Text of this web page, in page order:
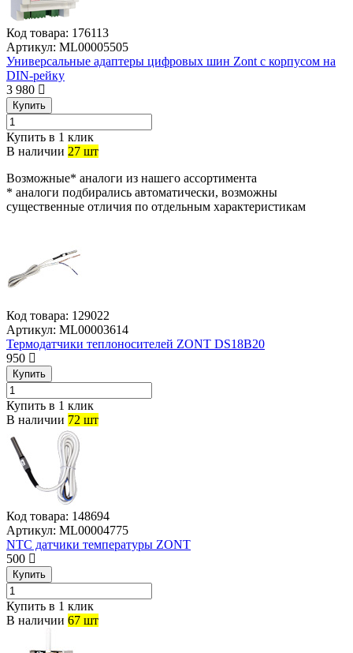
Код товара: 176113
Артикул: ML00005505
Универсальные адаптеры цифровых шин Zont с корпусом на
DIN-рейку
3 980
Купить
Купить в 1 клик
В наличии 27 шт
Возможные* аналоги из нашего ассортимента
* аналоги подбирались автоматически, возможны
существенные отличия по отдельным характеристикам
Код товара: 129022
Артикул: ML00003614
Термодатчики теплоносителей ZONT DS18B20
950
Купить
Купить в 1 клик
В наличии 72 шт
Код товара: 148694
Артикул: ML00004775
NTC датчики температуры ZONT
500
Купить
Купить в 1 клик
В наличии 67 шт